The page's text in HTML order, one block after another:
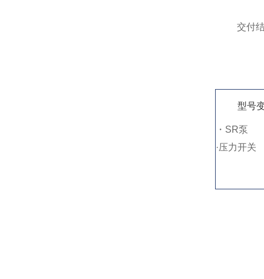
交付
型号
・SR泵
·压力开关